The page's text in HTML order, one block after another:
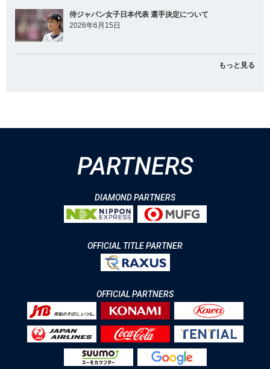
侍ジャパン女子日本代表 選手決定について
2026年6月15日
もっと見る
PARTNERS
DIAMOND PARTNERS
OFFICIAL TITLE PARTNER
OFFICIAL PARTNERS